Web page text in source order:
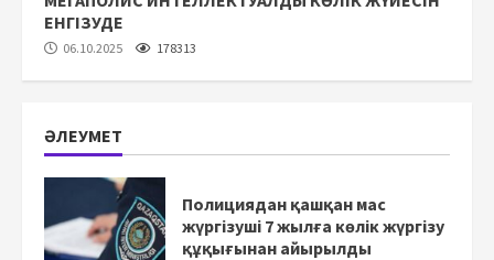
ЕНГІЗУДЕ
06.10.2025 178313
ӘЛЕУМЕТ
Полициядан қашқан мас
жүргізуші 7 жылға көлік жүргізу
құқығынан айырылды